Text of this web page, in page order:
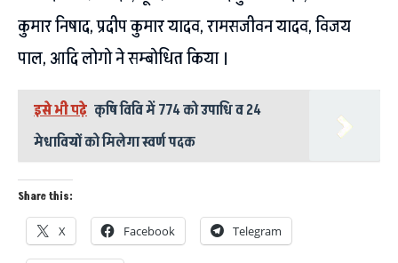
कुमार निषाद, प्रदीप कुमार यादव, रामसजीवन यादव, विजय
पाल, आदि लोगो ने सम्बोधित किया ।
इसे भी पढ़े कृषि विवि में 774 को उपाधि व 24
मेधावियों को मिलेगा स्वर्ण पदक
Share this:
X Facebook Telegram